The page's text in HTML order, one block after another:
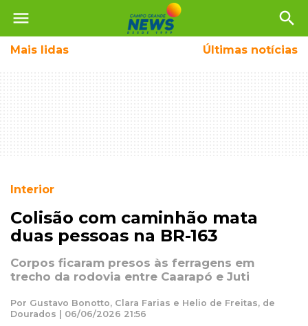
menu search
Mais lidas Últimas notícias
Interior
Colisão com caminhão mata
duas pessoas na BR-163
Corpos ficaram presos às ferragens em
trecho da rodovia entre Caarapó e Juti
Por Gustavo Bonotto, Clara Farias e Helio de Freitas, de
Dourados | 06/06/2026 21:56